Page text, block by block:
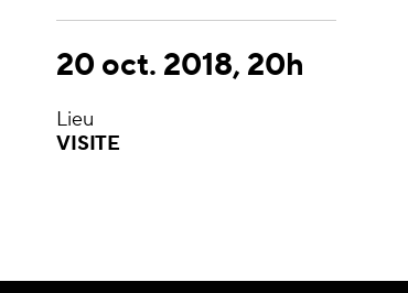
20 oct. 2018, 20h
Lieu
VISITE